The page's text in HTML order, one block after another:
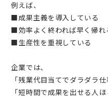
例えば、
■成果主義を導入している
■効率よく終われば早く帰れ
■生産性を重視している
企業では、
「残業代目当てでダラダラ
「短時間で成果を出せる人ほ